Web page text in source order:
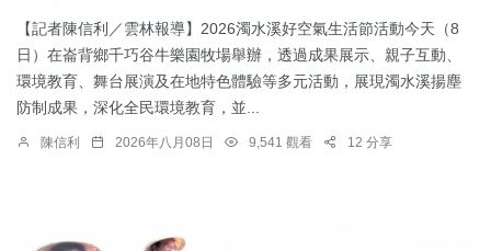
【記者陳信利／雲林報導】2026濁水溪好空氣生活節活動今天（8
日）在崙背鄉千巧谷牛樂園牧場舉辦，透過成果展示、親子互動、
環境教育、舞台展演及在地特色體驗等多元活動，展現濁水溪揚塵
防制成果，深化全民環境教育，並...
陳信利 2026年八月08日 9,541 觀看 12 分享